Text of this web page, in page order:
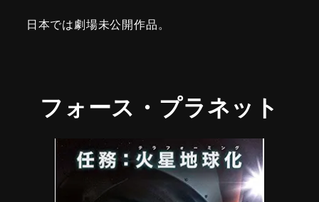
日本では劇場未公開作品。
フォース・プラネット